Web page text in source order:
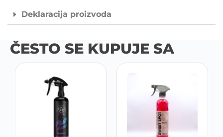
Deklaracija proizvoda
ČESTO SE KUPUJE SA